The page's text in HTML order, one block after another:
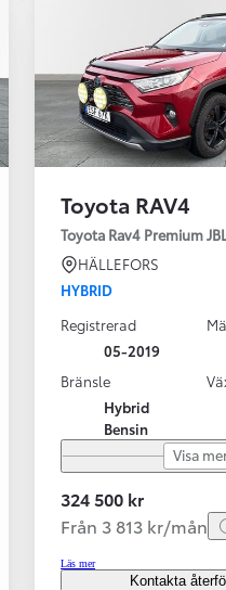
Toyota RAV4
Toyota Rav4 Premium
HÄLLEFORS
HYBRID
Registrerad
05-2019
Bränsle
Hybrid
Bensin
Visa
324 500 kr
Från 3 813 kr/mån
Läs mer
Kontakta